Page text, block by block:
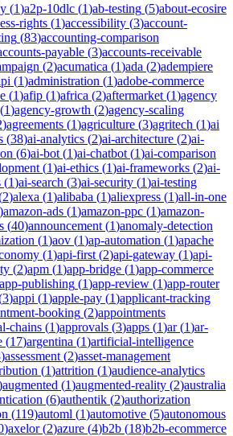
(1)a2p-10dlc (1)ab-testing (5)about-ecosire
rights (1)accessibility (3)account-
(83)accounting-comparison
payable (3)accounts-receivable
(2)acumatica (1)ada (2)adempiere
(1)administration (1)adobe-commerce
(1)afip (1)africa (2)aftermarket (1)agency
(1)agency-growth (2)agency-scaling
)agreements (1)agriculture (3)agritech (1)ai
(38)ai-analytics (2)ai-architecture (2)ai-
(6)ai-bot (1)ai-chatbot (1)ai-comparison
(1)ai-ethics (1)ai-frameworks (2)ai-
(1)ai-search (3)ai-security (1)ai-testing
2)alexa (1)alibaba (1)aliexpress (1)all-in-one
)amazon-ads (1)amazon-ppc (1)amazon-
(40)announcement (1)anomaly-detection
(1)aov (1)ap-automation (1)apache
(1)api-first (2)api-gateway (1)api-
(2)apm (1)app-bridge (1)app-commerce
app-publishing (1)app-review (1)app-router
3)appi (1)apple-pay (1)applicant-tracking
booking (2)appointments
chains (1)approvals (3)apps (1)ar(1)ar-
(17)argentina (1)artificial-intelligence
)assessment (2)asset-management
(1)attrition (1)audience-analytics
augmented (1)augmented-reality (2)australia
(6)authentik (2)authorization
(119)automl (1)automotive (5)autonomous
)axelor(2)azure (4)b2b (18)b2b-ecommerce